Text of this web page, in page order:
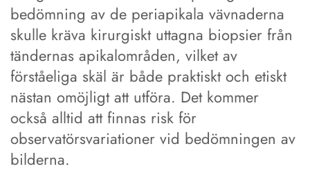
bedömning av de periapikala vävnaderna
skulle kräva kirurgiskt uttagna biopsier från
tändernas apikalområden, vilket av
förståeliga skäl är både praktiskt och etiskt
nästan omöjligt att utföra. Det kommer
också alltid att finnas risk för
observatörsvariationer vid bedömningen av
bilderna.